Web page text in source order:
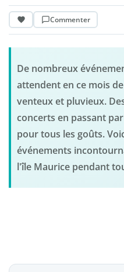
Commenter
De nombreux
attendent en ce mois
venteux et pluvieux.
concerts en passant
pour tous les goûts.
événements
l'île Maurice pendant